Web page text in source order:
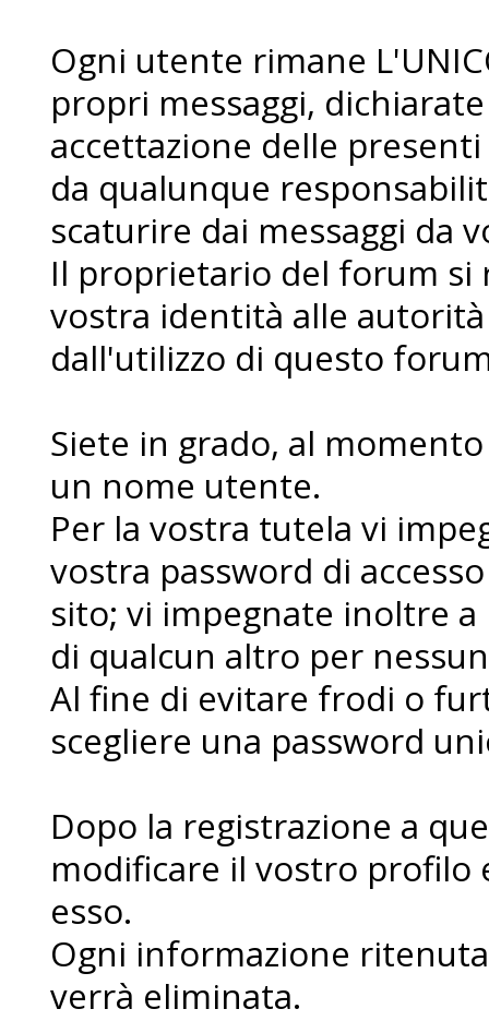
Ogni utente rimane
propri messaggi,
accettazione delle
da qualunque
scaturire dai messaggi da
Il proprietario del forum
vostra identità alle
dall'utilizzo di questo
Siete in grado, al
un nome utente.
Per la vostra tutela vi
vostra password di
sito; vi impegnate inoltre
di qualcun altro per
Al fine di evitare frodi o
scegliere una password
Dopo la registrazione a
modificare il vostro
esso.
Ogni informazione
verrà eliminata.